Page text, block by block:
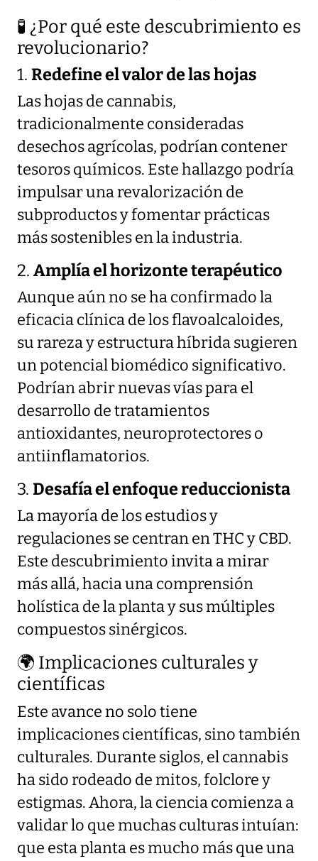
🧪 ¿Por qué este descubrimiento es
revolucionario?
1. Redefine el valor de las hojas
Las hojas de cannabis,
tradicionalmente consideradas
desechos agrícolas, podrían contener
tesoros químicos. Este hallazgo podría
impulsar una revalorización de
subproductos y fomentar prácticas
más sostenibles en la industria.
2. Amplía el horizonte terapéutico
Aunque aún no se ha confirmado la
eficacia clínica de los flavoalcaloides,
su rareza y estructura híbrida sugieren
un potencial biomédico significativo.
Podrían abrir nuevas vías para el
desarrollo de tratamientos
antioxidantes, neuroprotectores o
antiinflamatorios.
3. Desafía el enfoque reduccionista
La mayoría de los estudios y
regulaciones se centran en THC y CBD.
Este descubrimiento invita a mirar
más allá, hacia una comprensión
holística de la planta y sus múltiples
compuestos sinérgicos.
🌍 Implicaciones culturales y
científicas
Este avance no solo tiene
implicaciones científicas, sino también
culturales. Durante siglos, el cannabis
ha sido rodeado de mitos, folclore y
estigmas. Ahora, la ciencia comienza a
validar lo que muchas culturas intuían:
que esta planta es mucho más que una